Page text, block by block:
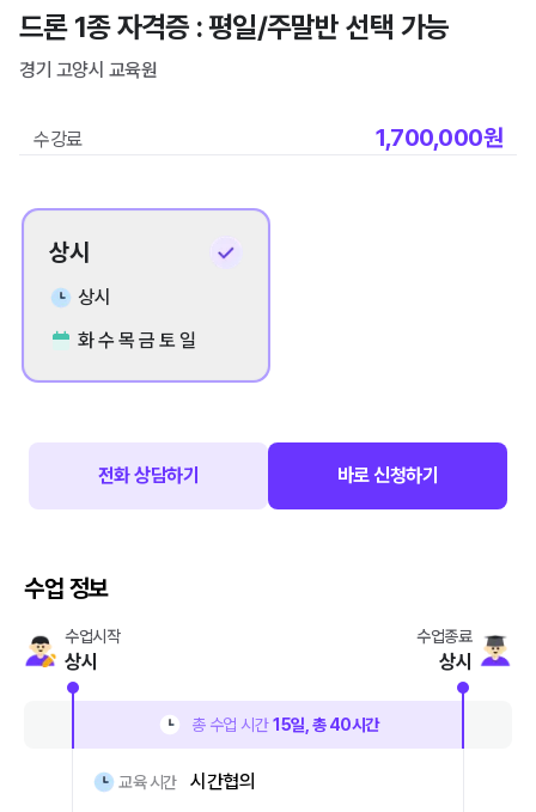
드론 1종 자격증 : 평일/주말반 선택 가능
경기 고양시 교육원
수강료 1,700,000원
상시
상시
화 수 목 금 토 일
전화 상담하기 바로 신청하기
수업 정보
수업시작
상시
수업종료
상시
총 수업 시간 15일, 총 40시간
교육 시간 시간협의